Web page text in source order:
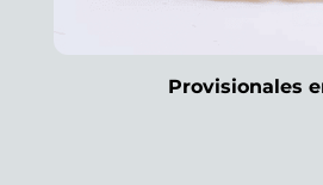
Provisionales